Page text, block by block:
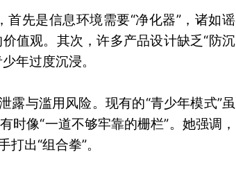
先是信息环境需要“净化器”，诸如谣
值观。其次，许多产品设计缺乏“防沉
年过度沉浸。
露与滥用风险。现有的“青少年模式”虽
像“一道不够牢靠的栅栏”。她强调，
出“组合拳”。